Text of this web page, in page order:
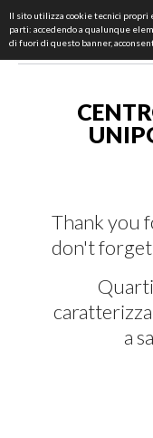
Thank you
don't
a
Il sito utilizza cookie tecnici propri
parti: accedendo a qualunque
di fuori di questo banner,